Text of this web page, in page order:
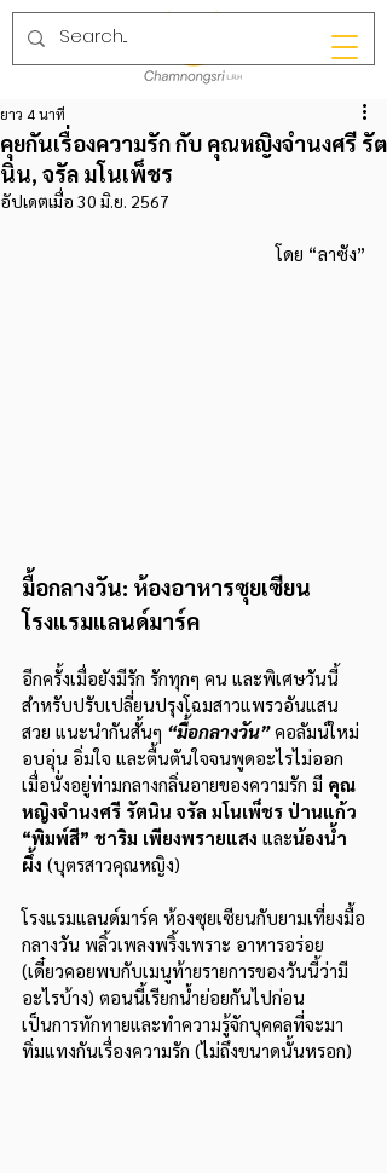
คุยกันเรื่องความรัก กับ คุณหญิงจำนงศรี รัต
นิน, จรัล มโนเพ็ชร
ยาว 4 นาที
อัปเดตเมื่อ 30 มิ.ย. 2567
โดย “ลาซัง”
มื้อกลางวัน: ห้องอาหารซุยเซียน
โรงแรมแลนด์มาร์ค
อีกครั้งเมื่อยังมีรัก รักทุกๆ คน และพิเศษวันนี้
สำหรับปรับเปลี่ยนปรุงโฉมสาวแพรวอันแสน
สวย แนะนำกันสั้นๆ “มื้อกลางวัน” คอลัมน์ใหม่
อบอุ่น อิ่มใจ และตื้นตันใจจนพูดอะไรไม่ออก
เมื่อนั่งอยู่ท่ามกลางกลิ่นอายของความรัก มี คุณ
หญิงจำนงศรี รัตนิน จรัล มโนเพ็ชร ป่านแก้ว
“พิมพ์สี” ชาริม เพียงพรายแสง และน้องน้ำ
ผึ้ง (บุตรสาวคุณหญิง)
โรงแรมแลนด์มาร์ค ห้องซุยเซียนกับยามเที่ยงมื้อ
กลางวัน พลิ้วเพลงพริ้งเพราะ อาหารอร่อย
(เดี๋ยวคอยพบกับเมนูท้ายรายการของวันนี้ว่ามี
อะไรบ้าง) ตอนนี้เรียกน้ำย่อยกันไปก่อน
เป็นการทักทายและทำความรู้จักบุคคลที่จะมา
ทิ่มแทงกันเรื่องความรัก (ไม่ถึงขนาดนั้นหรอก)